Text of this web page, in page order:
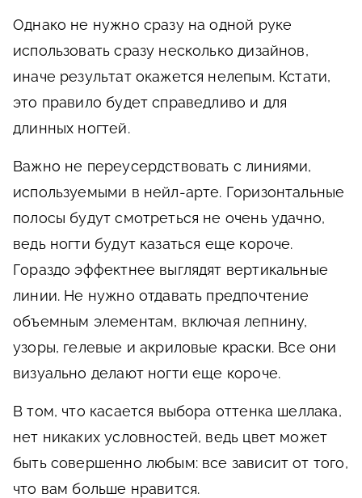
Однако не нужно сразу на одной руке
использовать сразу несколько дизайнов,
иначе результат окажется нелепым. Кстати,
это правило будет справедливо и для
длинных ногтей.
Важно не переусердствовать с линиями,
используемыми в нейл-арте. Горизонтальные
полосы будут смотреться не очень удачно,
ведь ногти будут казаться еще короче.
Гораздо эффектнее выглядят вертикальные
линии. Не нужно отдавать предпочтение
объемным элементам, включая лепнину,
узоры, гелевые и акриловые краски. Все они
визуально делают ногти еще короче.
В том, что касается выбора оттенка шеллака,
нет никаких условностей, ведь цвет может
быть совершенно любым: все зависит от того,
что вам больше нравится.